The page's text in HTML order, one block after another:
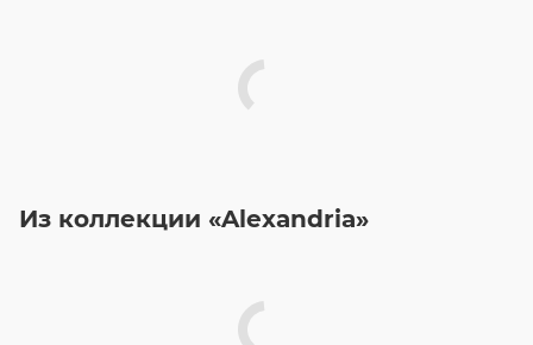
Из коллекции «Alexandria»